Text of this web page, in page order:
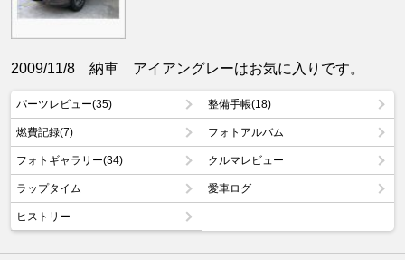
2009/11/8 納車 アイアングレーはお気に入りです。
パーツレビュー(35) 整備手帳(18)
燃費記録(7) フォトアルバム
フォトギャラリー(34) クルマレビュー
ラップタイム 愛車ログ
ヒストリー